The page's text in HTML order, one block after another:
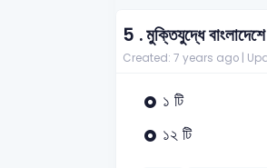
5 .মুক্তিযুদ্ধে
Created: 7 years ago |
১ টি
১২ টি